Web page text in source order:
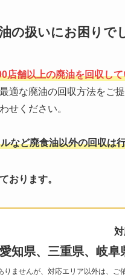
の扱いにお困り
店舗以上の廃油を回収し
適な廃油の回収方法をご提
せください。
など廃食油以外の回収は
おります。
愛知県、三重県、岐
りませんが、対応エリア以外は、ご